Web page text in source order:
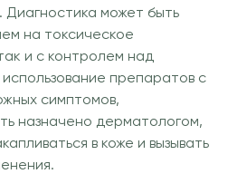
может быть
на токсическое
и с контролем над
препаратов с
симптомов,
назначено дерматологом,
в коже и вызывать